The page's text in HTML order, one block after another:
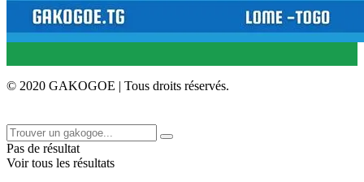
© 2020 GAKOGOE | Tous droits réservés.
Pas de résultat
Voir tous les résultats